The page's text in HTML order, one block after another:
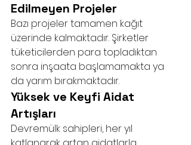
Edilmeyen Projeler
Bazı projeler tamamen kağıt
üzerinde kalmaktadır. Şirketler
tüketicilerden para topladıktan
sonra inşaata başlamamakta ya
da yarım bırakmaktadır.
Yüksek ve Keyfi Aidat
Artışları
Devremülk sahipleri, her yıl